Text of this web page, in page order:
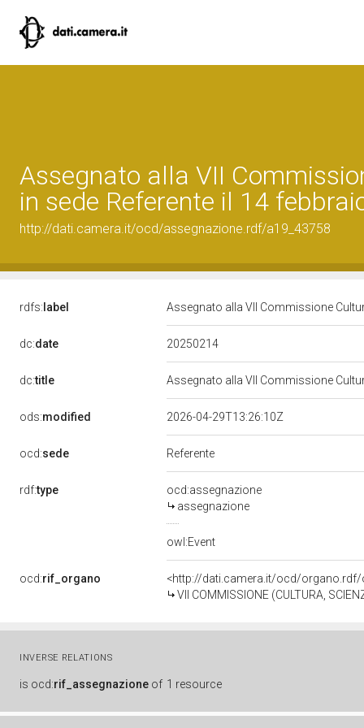
Assegnato alla VII
in sede Referente il 14
http://dati.camera.it/ocd/assegnazione.rdf/a19_43758
rdfs: label Assegnato alla VII Commissione
dc:date 20250214
dc:title Assegnato alla VII Commissione
ods:modified 2026-04-29T13:26:10Z
ocd:sede Referente
rdf:type
ocd:assegnazione
assegnazione
owl:Event
ocd:rif_organo
<http://dati.camera.it/ocd/organo.rdf/
VII COMMISSIONE (CULTURA,
INVERSE RELATIONS
is ocd:rif_assegnazione of 1 resource